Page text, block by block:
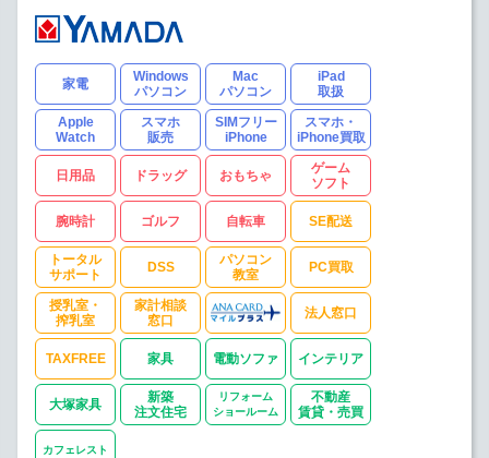
家電
Windows
パソコン
Mac
パソコン
iPad
取扱
Apple
Watch
スマホ
販売
SIMフリー
iPhone
スマホ・
iPhone買取
日用品 ドラッグ おもちゃ
ゲーム
ソフト
腕時計 ゴルフ 自転車 SE配送
トータル
サポート
DSS
パソコン
教室
PC買取
授乳室・
搾乳室
家計相談
窓口
法人窓口
TAXFREE 家具 電動ソファ インテリア
大塚家具
新築
注文住宅
リフォーム
ショールーム
不動産
賃貸・売買
カフェレスト